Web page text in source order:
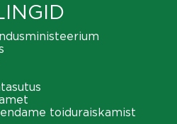
toiduraiskamist